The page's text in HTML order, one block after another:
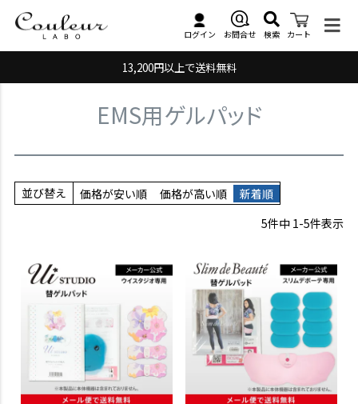
ログイン お問合せ 検索 カート
13,200円以上で送料無料
EMS用ゲルパッド
並び替え 価格が安い順 価格が高い順
新着順
5件中 1-5件表示